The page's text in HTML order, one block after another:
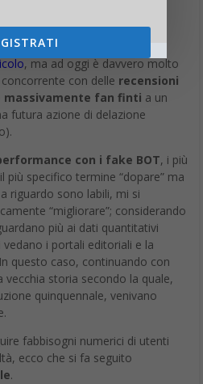
proprio competitor ne ho già
, ma ad oggi è davvero molto
con delle recensioni
massivamente fan finti a un
futura azione di delazione
con i fake BOT, i più
più specifico termine “dopare” ma
riguardo sono labili, mi si
“migliorare”; considerando
più ai dati quantitativi
i portali editoriali e la
questo caso, continuando con
storia secondo la quale,
quinquennale, venivano
fabbisogni numerici di utenti
ecco che si fa seguito
.